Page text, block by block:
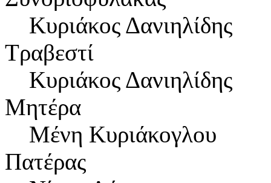
Κυριάκος Δανιηλίδης
Τραβεστί
Κυριάκος Δανιηλίδης
Μητέρα
Μένη Κυριάκογλου
Πατέρας